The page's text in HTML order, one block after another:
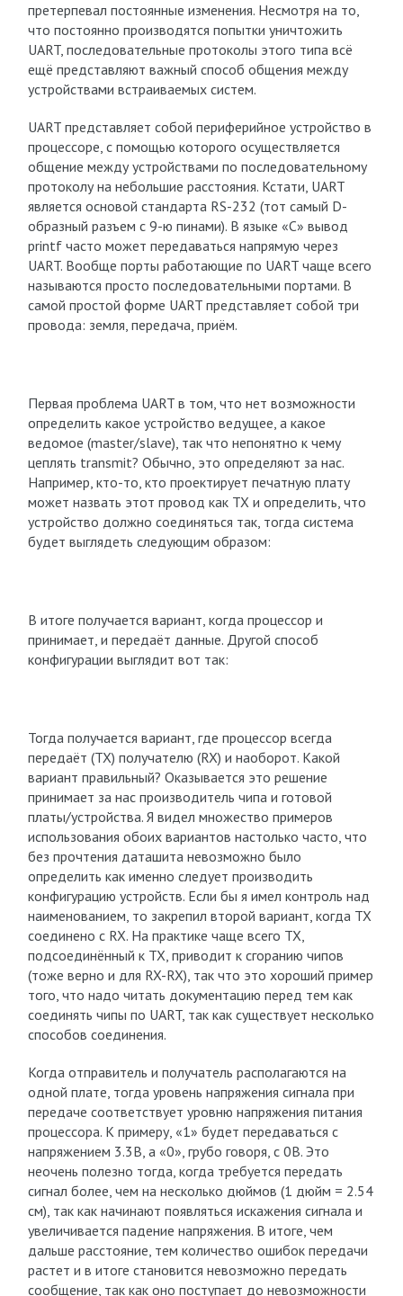
претерпевал постоянные изменения. Несмотря на то,
что постоянно производятся попытки уничтожить
UART, последовательные протоколы этого типа всё
ещё представляют важный способ общения между
устройствами встраиваемых систем.
UART представляет собой периферийное устройство в
процессоре, с помощью которого осуществляется
общение между устройствами по последовательному
протоколу на небольшие расстояния. Кстати, UART
является основой стандарта RS-232 (тот самый D-
образный разъем с 9-ю пинами). В языке «С» вывод
printf часто может передаваться напрямую через
UART. Вообще порты работающие по UART чаще всего
называются просто последовательными портами. В
самой простой форме UART представляет собой три
провода: земля, передача, приём.
Первая проблема UART в том, что нет возможности
определить какое устройство ведущее, а какое
ведомое (master/slave), так что непонятно к чему
цеплять transmit? Обычно, это определяют за нас.
Например, кто-то, кто проектирует печатную плату
может назвать этот провод как TX и определить, что
устройство должно соединяться так, тогда система
будет выглядеть следующим образом:
В итоге получается вариант, когда процессор и
принимает, и передаёт данные. Другой способ
конфигурации выглядит вот так:
Тогда получается вариант, где процессор всегда
передаёт (TX) получателю (RX) и наоборот. Какой
вариант правильный? Оказывается это решение
принимает за нас производитель чипа и готовой
платы/устройства. Я видел множество примеров
использования обоих вариантов настолько часто, что
без прочтения даташита невозможно было
определить как именно следует производить
конфигурацию устройств. Если бы я имел контроль над
наименованием, то закрепил второй вариант, когда TX
соединено с RX. На практике чаще всего TX,
подсоединённый к TX, приводит к сгоранию чипов
(тоже верно и для RX-RX), так что это хороший пример
того, что надо читать документацию перед тем как
соединять чипы по UART, так как существует несколько
способов соединения.
Когда отправитель и получатель располагаются на
одной плате, тогда уровень напряжения сигнала при
передаче соответствует уровню напряжения питания
процессора. К примеру, «1» будет передаваться с
напряжением 3.3В, а «0», грубо говоря, с 0В. Это
неочень полезно тогда, когда требуется передать
сигнал более, чем на несколько дюймов (1 дюйм = 2.54
см), так как начинают появляться искажения сигнала и
увеличивается падение напряжения. В итоге, чем
дальше расстояние, тем количество ошибок передачи
растет и в итоге становится невозможно передать
сообщение, так как оно поступает до невозможности